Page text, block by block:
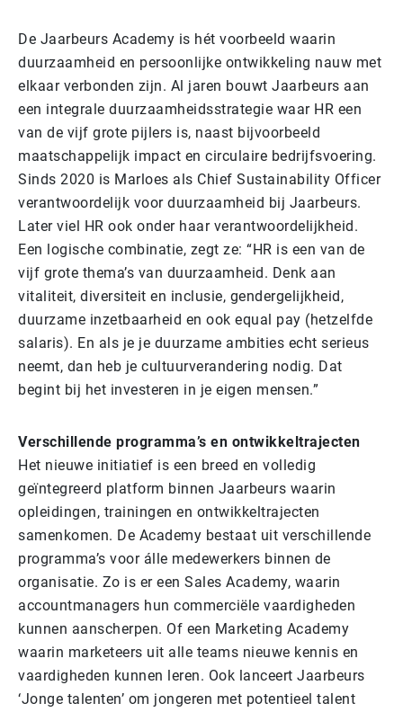
De Jaarbeurs Academy is hét voorbeeld waarin
duurzaamheid en persoonlijke ontwikkeling nauw met
elkaar verbonden zijn. Al jaren bouwt Jaarbeurs aan
een integrale duurzaamheidsstrategie waar HR een
van de vijf grote pijlers is, naast bijvoorbeeld
maatschappelijk impact en circulaire bedrijfsvoering.
Sinds 2020 is Marloes als Chief Sustainability Officer
verantwoordelijk voor duurzaamheid bij Jaarbeurs.
Later viel HR ook onder haar verantwoordelijkheid.
Een logische combinatie, zegt ze: “HR is een van de
vijf grote thema’s van duurzaamheid. Denk aan
vitaliteit, diversiteit en inclusie, gendergelijkheid,
duurzame inzetbaarheid en ook equal pay (hetzelfde
salaris). En als je je duurzame ambities echt serieus
neemt, dan heb je cultuurverandering nodig. Dat
begint bij het investeren in je eigen mensen.”
Verschillende programma’s en ontwikkeltrajecten
Het nieuwe initiatief is een breed en volledig
geïntegreerd platform binnen Jaarbeurs waarin
opleidingen, trainingen en ontwikkeltrajecten
samenkomen. De Academy bestaat uit verschillende
programma’s voor álle medewerkers binnen de
organisatie. Zo is er een Sales Academy, waarin
accountmanagers hun commerciële vaardigheden
kunnen aanscherpen. Of een Marketing Academy
waarin marketeers uit alle teams nieuwe kennis en
vaardigheden kunnen leren. Ook lanceert Jaarbeurs
‘Jonge talenten’ om jongeren met potentieel talent